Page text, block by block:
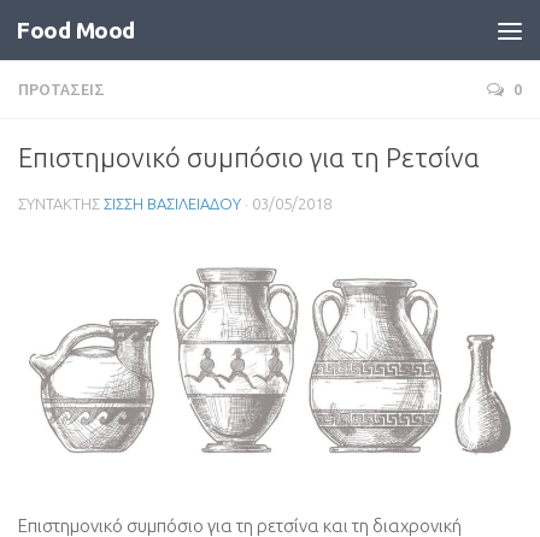
Food Mood
ΠΡΟΤΑΣΕΙΣ 0
Επιστημονικό συμπόσιο για τη Ρετσίνα
ΣΥΝΤΑΚΤΗΣ ΣΙΣΣΗ ΒΑΣΙΛΕΙΑΔΟΥ · 03/05/2018
Επιστημονικό συμπόσιο για τη ρετσίνα και τη διαχρονική